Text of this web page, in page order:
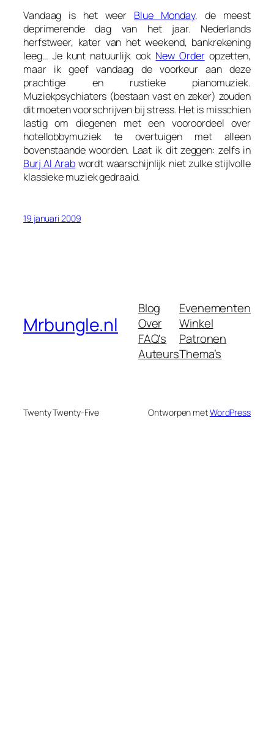
Vandaag is het weer Blue Monday, de meest
deprimerende dag van het jaar. Nederlands
herfstweer, kater van het weekend, bankrekening
leeg… Je kunt natuurlijk ook New Orderopzetten,
maar ik geef vandaag de voorkeur aan deze
prachtige en rustieke pianomuziek.
Muziekpsychiaters (bestaan vast en zeker) zouden
dit moeten voorschrijven bij stress. Het is misschien
lastig om diegenen met een vooroordeel over
hotellobbymuziek te overtuigen met alleen
bovenstaande woorden. Laat ik dit zeggen: zelfs in
Burj Al Arab wordt waarschijnlijk niet zulke stijlvolle
klassieke muziek gedraaid.
19 januari 2009
Mrbungle.nl
Blog
Over
FAQ's
Auteurs
Evenementen
Winkel
Patronen
Thema’s
Twenty Twenty-Five Ontworpen metWordPress